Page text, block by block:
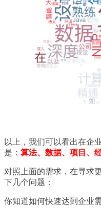
以上，我们可以看出在企
是： 算法、数据、项目、
对照上面的需求，在寻求
下几个问题：
你知道如何快速达到企业